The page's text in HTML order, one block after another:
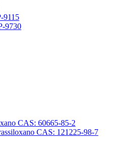
9115
9730
CAS: 60665-85-2
CAS: 121225-98-7